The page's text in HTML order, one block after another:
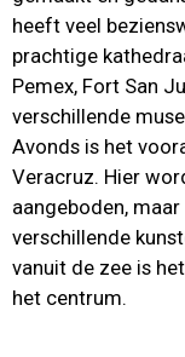
heeft veel
prachtige
Pemex, Fort San
verschillende
Avonds is het
Veracruz. Hier
aangeboden,
verschillende
vanuit de zee is
het centrum.